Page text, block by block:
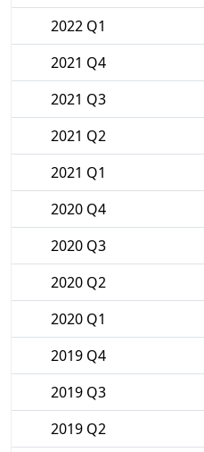
2022 Q1
2021 Q4
2021 Q3
2021 Q2
2021 Q1
2020 Q4
2020 Q3
2020 Q2
2020 Q1
2019 Q4
2019 Q3
2019 Q2